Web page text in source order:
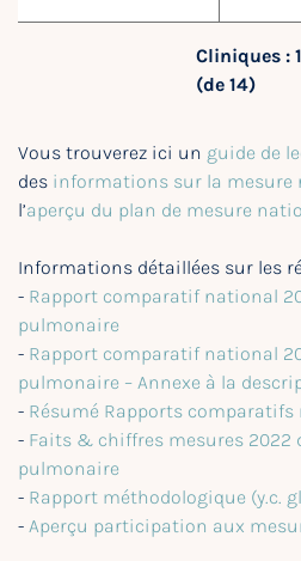
Cliniques :
(de 14)
Vous trouverez ici un guide de
des informations sur la mesure
l’aperçu du plan de mesure
Informations détaillées sur les
- Rapport comparatif national
pulmonaire
- Rapport comparatif national
pulmonaire – Annexe à la
- Résumé Rapports
- Faits & chiffres mesures 2022
pulmonaire
- Rapport méthodologique (y.c.
- Aperçu participation aux